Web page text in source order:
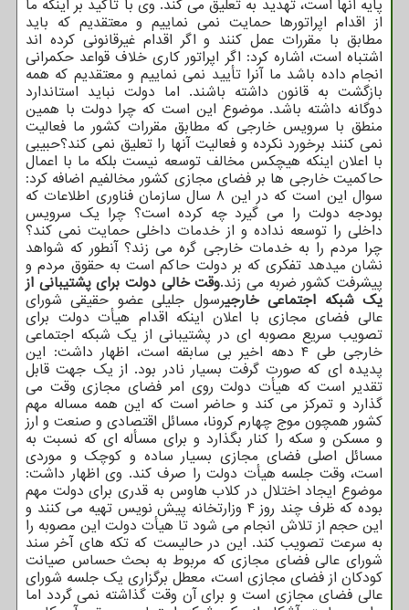
پایه آنها است، تهدید به تعلیق می کند. وی با تاکید بر اینکه ما
از اقدام اپراتورها حمایت نمی نماییم و معتقدیم که باید
مطابق با مقررات عمل کنند و اگر اقدام غیرقانونی کرده اند
اشتباه است، اشاره کرد: اگر اپراتور کاری خلاف قواعد حکمرانی
انجام داده باشد ما آنرا تأیید نمی نماییم و معتقدیم که همه
بازگشت به قانون داشته باشند. اما دولت نباید استاندارد
دوگانه داشته باشد. موضوع این است که چرا دولت با همین
منطق با سرویس خارجی که مطابق مقررات کشور ما فعالیت
نمی کنند برخورد نکرده و فعالیت آنها را تعلیق نمی کند؟حبیبی
با اعلان اینکه هیچکس مخالف توسعه نیست بلکه ما با اعمال
حاکمیت خارجی ها بر فضای مجازی کشور مخالفیم اضافه کرد:
سوال این است که در این ۸ سال سازمان فناوری اطلاعات که
بودجه دولت را می گیرد چه کرده است؟ چرا یک سرویس
داخلی را توسعه نداده و از خدمات داخلی حمایت نمی کند؟
چرا مردم را به خدمات خارجی گره می زند؟ آنطور که شواهد
نشان میدهد تفکری که بر دولت حاکم است به حقوق مردم و
پیشرفت کشور ضربه می زند.وقت خالی دولت برای پشتیبانی از
یک شبکه اجتماعی خارجیرسول جلیلی عضو حقیقی شورای
عالی فضای مجازی با اعلان اینکه اقدام هیأت دولت برای
تصویب سریع مصوبه ای در پشتیبانی از یک شبکه اجتماعی
خارجی طی ۴ دهه اخیر بی سابقه است، اظهار داشت: این
پدیده ای که صورت گرفت بسیار نادر بود. از یک جهت قابل
تقدیر است که هیأت دولت روی امر فضای مجازی وقت می
گذارد و تمرکز می کند و حاضر است که این همه مساله مهم
کشور همچون موج چهارم کرونا، مسائل اقتصادی و صنعت و ارز
و مسکن و سکه را کنار بگذارد و برای مسأله ای که نسبت به
مسائل اصلی فضای مجازی بسیار ساده و کوچک و موردی
است، وقت جلسه هیأت دولت را صرف کند. وی اظهار داشت:
موضوع ایجاد اختلال در کلاب هاوس به قدری برای دولت مهم
بوده که ظرف چند روز ۴ وزارتخانه پیش نویس تهیه می کنند و
این حجم از تلاش انجام می شود تا هیأت دولت این مصوبه را
به سرعت تصویب کند. این در حالیست که تکه های آخر سند
شورای عالی فضای مجازی که مربوط به بحث حساس صیانت
کودکان از فضای مجازی است، معطل برگزاری یک جلسه شورای
عالی فضای مجازی است و برای آن وقت گذاشته نمی گردد اما